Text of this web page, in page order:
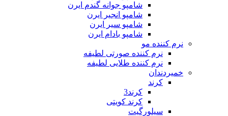
شامپو جوانه گندم ایرن
شامپو انجیر ایرن
شامپو سیر ایرن
شامپو بادام ایرن
نرم کننده مو
نرم کننده صورتی لطیفه
نرم کننده طلایی لطیفه
خمیردندان
کرند
کرند3
کرند کویتی
سیلورگیت